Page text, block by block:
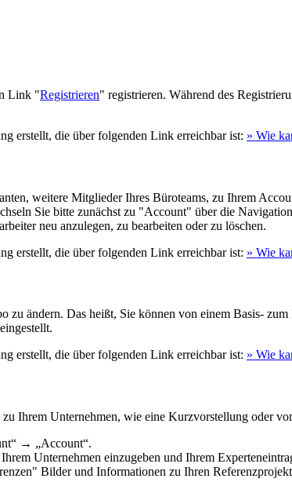
Link "Registrieren" registrieren. Während des
erstellt, die über folgenden Link erreichbar ist: » Wie
weitere Mitglieder Ihres Büroteams, zu Ihrem
Sie bitte zunächst zu "Account" über die
neu anzulegen, zu bearbeiten oder zu löschen.
erstellt, die über folgenden Link erreichbar ist: » Wie
ändern. Das heißt, Sie können von einem Basis-
erstellt, die über folgenden Link erreichbar ist: » Wie
Ihrem Unternehmen, wie eine Kurzvorstellung oder
→ „Account“.
Unternehmen einzugeben und Ihrem
Bilder und Informationen zu Ihren